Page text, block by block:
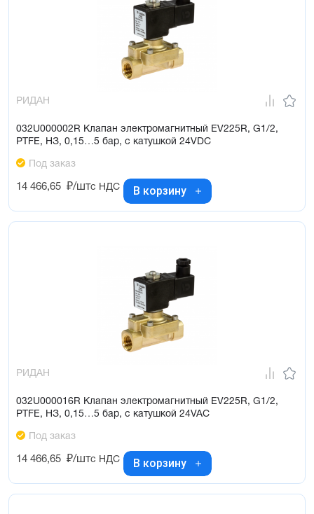
РИДАН
032U000002R Клапан электромагнитный EV225R, G1/2,
PTFE, НЗ, 0,15…5 бар, с катушкой 24VDC
Под заказ
14 466,65 ₽/штс НДС В корзину
РИДАН
032U000016R Клапан электромагнитный EV225R, G1/2,
PTFE, НЗ, 0,15…5 бар, с катушкой 24VAC
Под заказ
14 466,65 ₽/штс НДС В корзину